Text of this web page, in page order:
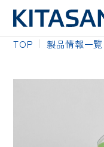
TOP 製品情報一覧